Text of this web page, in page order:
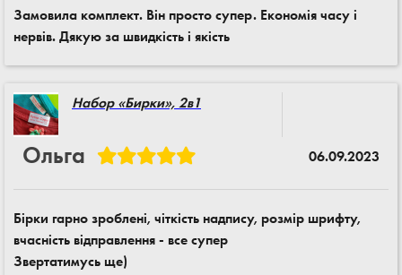
Замовила комплект. Він просто супер. Економія часу і
нервів. Дякую за швидкість і якість
Набор «Бирки», 2в1
Ольга 06.09.2023
Бірки гарно зроблені, чіткість надпису, розмір шрифту,
вчасність відправлення - все супер
Звертатимусь ще)